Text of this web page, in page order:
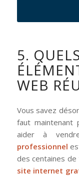
5.
WEB
Vous savez
faut maintenant
aider à
professionnel
des centaines
site internet